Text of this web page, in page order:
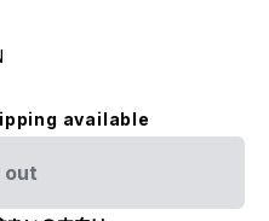
available
out